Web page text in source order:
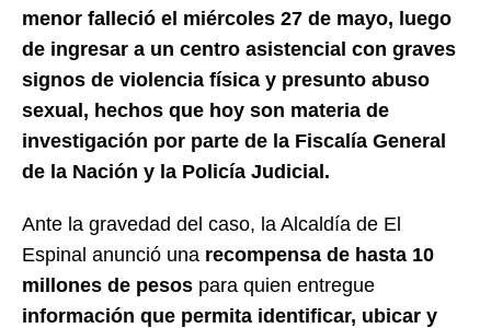
menor falleció el miércoles 27 de mayo, luego
de ingresar a un centro asistencial con graves
signos de violencia física y presunto abuso
sexual, hechos que hoy son materia de
investigación por parte de la Fiscalía General
de la Nación y la Policía Judicial.
Ante la gravedad del caso, la Alcaldía de El
Espinal anunció una recompensa de hasta 10
millones de pesos para quien entregue
información que permita identificar, ubicar y